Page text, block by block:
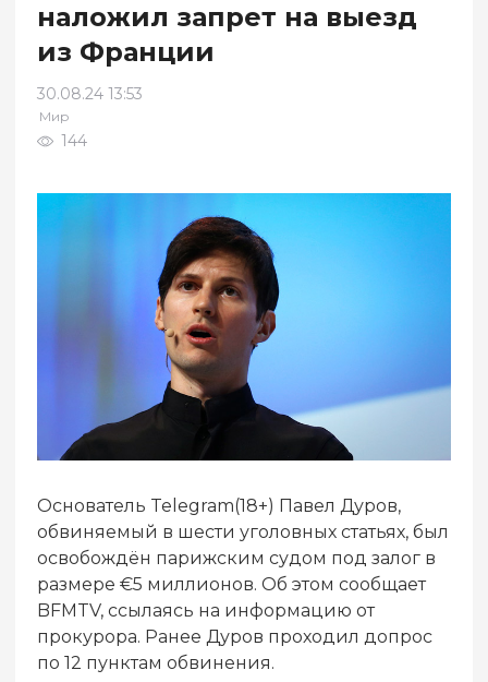
наложил запрет на выезд
из Франции
30.08.24 13:53
Мир
144
Основатель Telegram(18+) Павел Дуров,
обвиняемый в шести уголовных статьях, был
освобождён парижским судом под залог в
размере €5 миллионов. Об этом сообщает
BFMTV, ссылаясь на информацию от
прокурора. Ранее Дуров проходил допрос
по 12 пунктам обвинения.